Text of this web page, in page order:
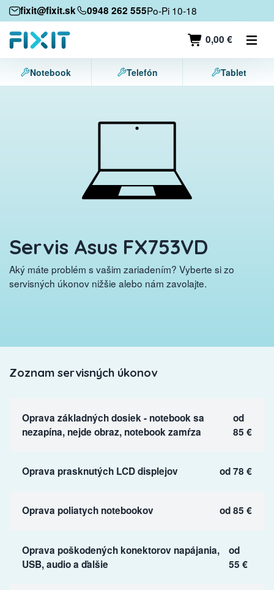
fixit@fixit.sk 0948 262 555Po-Pi 10-18
0,00 €
Mobilné zariadenia
Mobilné telefóny
Tablety
Notebook Telefón Tablet
Servis Asus FX753VD
Aký máte problém s vašim zariadením? Vyberte si zo
servisných úkonov nižšie alebo nám zavolajte.
Zoznam servisných úkonov
Oprava základných dosiek - notebook sa
nezapína, nejde obraz, notebook zamŕza
od
85 €
Oprava prasknutých LCD displejov od 78 €
Oprava poliatych notebookov od 85 €
Oprava poškodených konektorov napájania,
USB, audio a ďalšie
od
55 €